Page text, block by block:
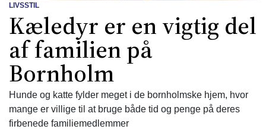
LIVSSTIL
Kæledyr er en vigtig del
af familien på
Bornholm
Hunde og katte fylder meget i de bornholmske hjem, hvor
mange er villige til at bruge både tid og penge på deres
firbenede familiemedlemmer